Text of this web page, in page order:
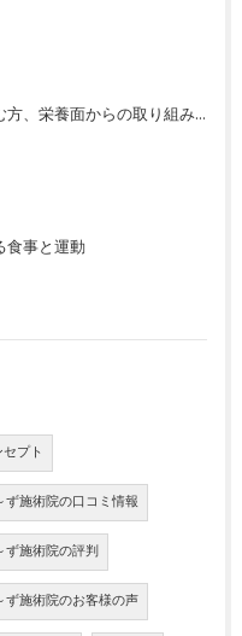
関節の痛みに悩む方、栄養面からの取り組みも重要ですよ！
食事と運動
プト
施術院の口コミ情報
ず施術院の評判
施術院のお客様の声